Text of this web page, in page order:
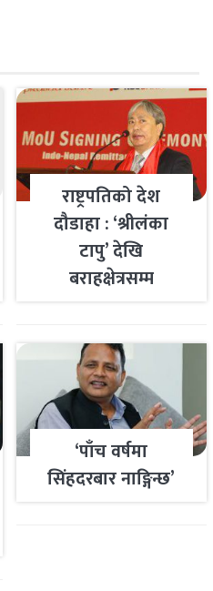
राष्ट्रपतिको देश
दौडाहा : ‘श्रीलंका
टापु’ देखि
बराहक्षेत्रसम्म
‘पाँच वर्षमा
सिंहदरबार नाङ्गिन्छ’